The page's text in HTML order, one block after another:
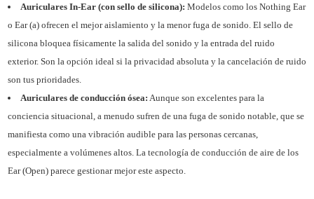
Auriculares In-Ear (con sello de silicona): Modelos como los Nothing Ear
o Ear (a) ofrecen el mejor aislamiento y la menor fuga de sonido. El sello de
silicona bloquea físicamente la salida del sonido y la entrada del ruido
exterior. Son la opción ideal si la privacidad absoluta y la cancelación de ruido
son tus prioridades.
Auriculares de conducción ósea: Aunque son excelentes para la
conciencia situacional, a menudo sufren de una fuga de sonido notable, que se
manifiesta como una vibración audible para las personas cercanas,
especialmente a volúmenes altos. La tecnología de conducción de aire de los
Ear (Open) parece gestionar mejor este aspecto.